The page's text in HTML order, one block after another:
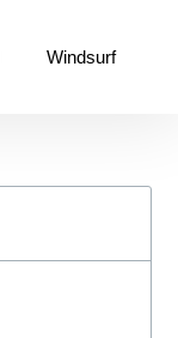
Windsurf